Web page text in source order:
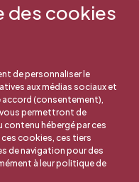
des cookies
de personnaliser le
aux médias sociaux et
accord (consentement),
permettront de
hébergé par ces
cookies, ces tiers
de navigation pour des
à leur politique de